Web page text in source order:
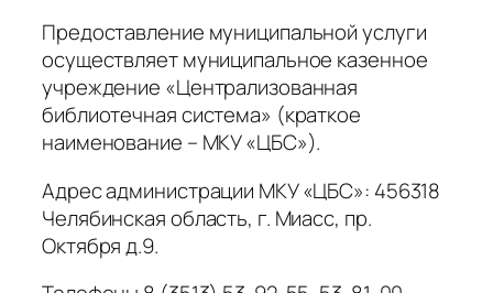
Предоставление муниципальной услуги
осуществляет муниципальное казенное
учреждение «Централизованная
библиотечная система» (краткое
наименование – МКУ «ЦБС»).
Адрес администрации МКУ «ЦБС»: 456318
Челябинская область, г. Миасс, пр.
Октября д.9.